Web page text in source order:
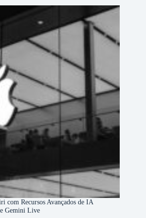
com Recursos Avançados de IA
e Gemini Live